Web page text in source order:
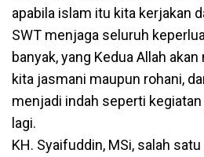
apabila islam itu kita kerjakan
SWT menjaga seluruh
banyak, yang Kedua Allah
kita jasmani maupun rohani,
menjadi indah seperti kegiatan
lagi.
KH. Syaifuddin, MSi, salah